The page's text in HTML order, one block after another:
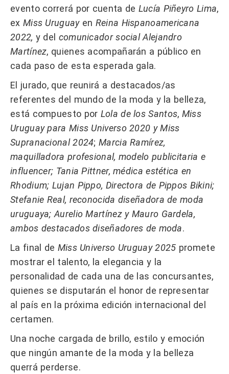
evento correrá por cuenta de Lucía Piñeyro Lima,
ex Miss Uruguayen Reina Hispanoamericana
2022, y del comunicador social Alejandro
Martínez, quienes acompañarán a público en
cada paso de esta esperada gala.
El jurado, que reunirá a destacados/as
referentes del mundo de la moda y la belleza,
está compuesto por Lola de los Santos, Miss
Uruguay para Miss Universo 2020 y Miss
Supranacional 2024;Marcia Ramírez,
maquilladora profesional, modelo publicitaria e
influencer; Tania Pittner, médica estética en
Rhodium; Lujan Pippo, Directora de Pippos Bikini;
Stefanie Real, reconocida diseñadora de moda
uruguaya; Aurelio Martínez y Mauro Gardela,
ambos destacados diseñadores de moda.
La final de Miss Universo Uruguay 2025 promete
mostrar el talento, la elegancia y la
personalidad de cada una de las concursantes,
quienes se disputarán el honor de representar
al país en la próxima edición internacional del
certamen.
Una noche cargada de brillo, estilo y emoción
que ningún amante de la moda y la belleza
querrá perderse.